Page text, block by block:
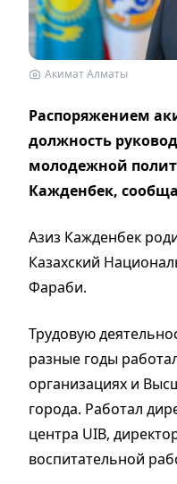
Акимат Алматы
Распоряжением
должность
молодежной
Кажденбек,
Азиз Кажденбек
Казахский
Фараби.
Трудовую
разные годы
организациях и
города. Работал
центра UIB,
воспитательной